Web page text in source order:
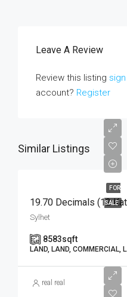
Leave A Review
Review this listing sign
account? Register
Similar Listings
FOR
SALE
Sylhet
8583sqft
LAND, LAND, COMMERCIAL,
real real